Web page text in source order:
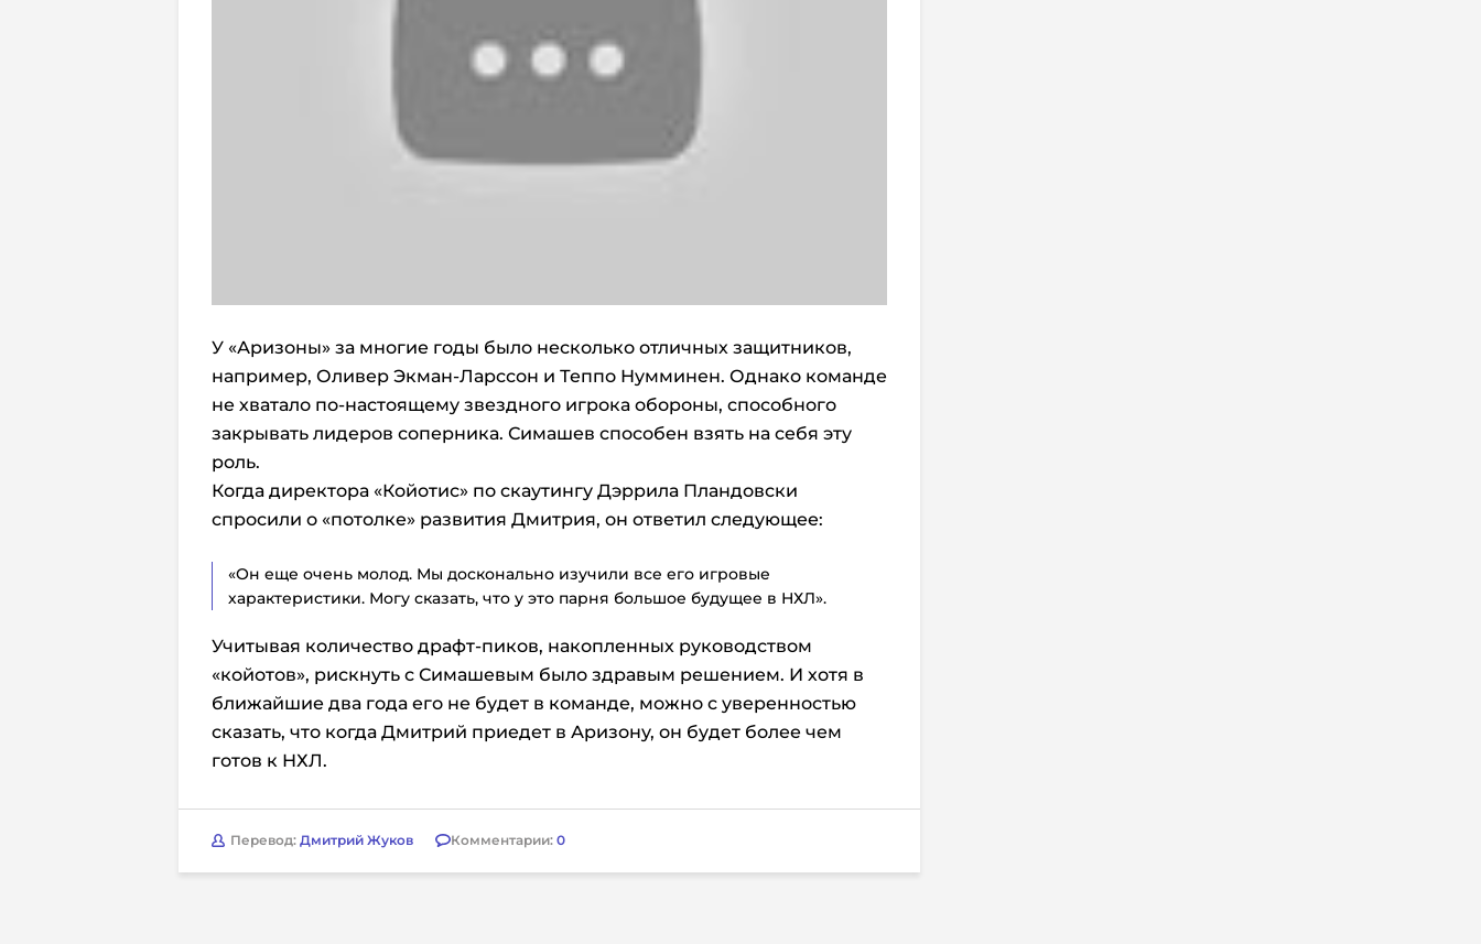
У «Аризоны» за многие годы было несколько отличных защитников,
например, Оливер Экман-Ларссон и Теппо Нумминен. Однако команде
не хватало по-настоящему звездного игрока обороны, способного
закрывать лидеров соперника. Симашев способен взять на себя эту
роль.
Когда директора «Койотис» по скаутингу Дэррила Пландовски
спросили о «потолке» развития Дмитрия, он ответил следующее:
«Он еще очень молод. Мы досконально изучили все его игровые
характеристики. Могу сказать, что у это парня большое будущее в НХЛ».
Учитывая количество драфт-пиков, накопленных руководством
«койотов», рискнуть с Симашевым было здравым решением. И хотя в
ближайшие два года его не будет в команде, можно с уверенностью
сказать, что когда Дмитрий приедет в Аризону, он будет более чем
готов к НХЛ.
Перевод: Дмитрий Жуков Комментарии: 0